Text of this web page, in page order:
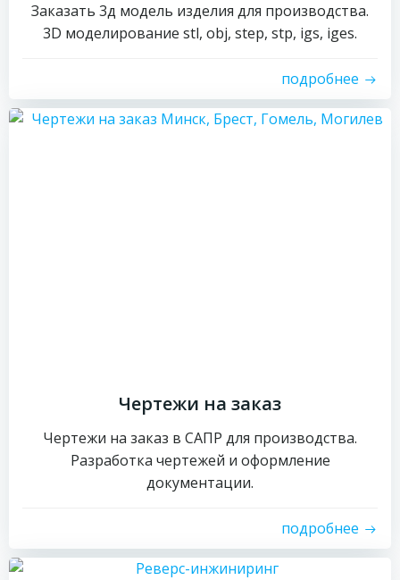
Заказать 3д модель изделия для производства.
3D моделирование stl, obj, step, stp, igs, iges.
подробнее
Чертежи на заказ
Чертежи на заказ в САПР для производства.
Разработка чертежей и оформление
документации.
подробнее